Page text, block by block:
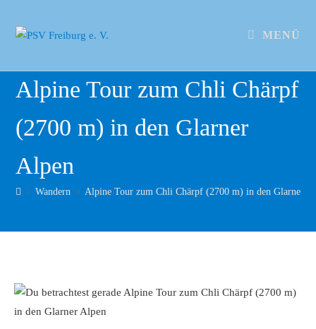
MENÜ
Alpine Tour zum Chli Chärpf
(2700 m) in den Glarner
Alpen
> Wandern > Alpine Tour zum Chli Chärpf (2700 m) in den Glarner